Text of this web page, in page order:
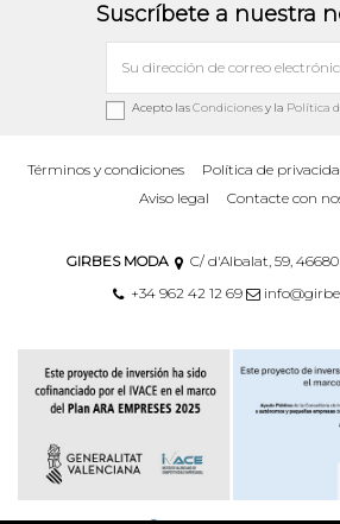
Suscríbete a nuestra
Acepto lasCondicionesy la Política
Términos y condiciones Política de
Aviso legal
Contacte con
GIRBES MODA
C/ d'Albalat, 59,
+34 962 42 12 69